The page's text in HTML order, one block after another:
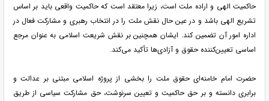
حاکمیت الهی و اراده ملت است، زیرا معتقد است که حاکمیت واقعی باید بر اساس
تشریع الهی باشد و در عین حال نقش ملت را در انتخاب رهبری و مشارکت فعال در
اداره امور آن تضمین کند. ایشان همچنین بر نقش شریعت اسلامی به عنوان مرجع
اساسی تعیین‌کننده حقوق و آزادی‌ها تأکید می‌کند.
حضرت امام خامنه‌ای حقوق ملت را بخشی از پروژه اسلامی مبتنی بر عدالت و
برابری دانسته و بر حق حاکمیت و تعیین سرنوشت، حق مشارکت سیاسی از طریق